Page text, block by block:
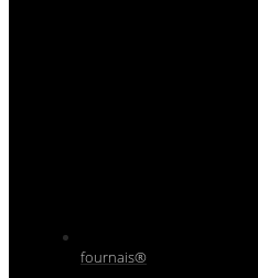
fournais®